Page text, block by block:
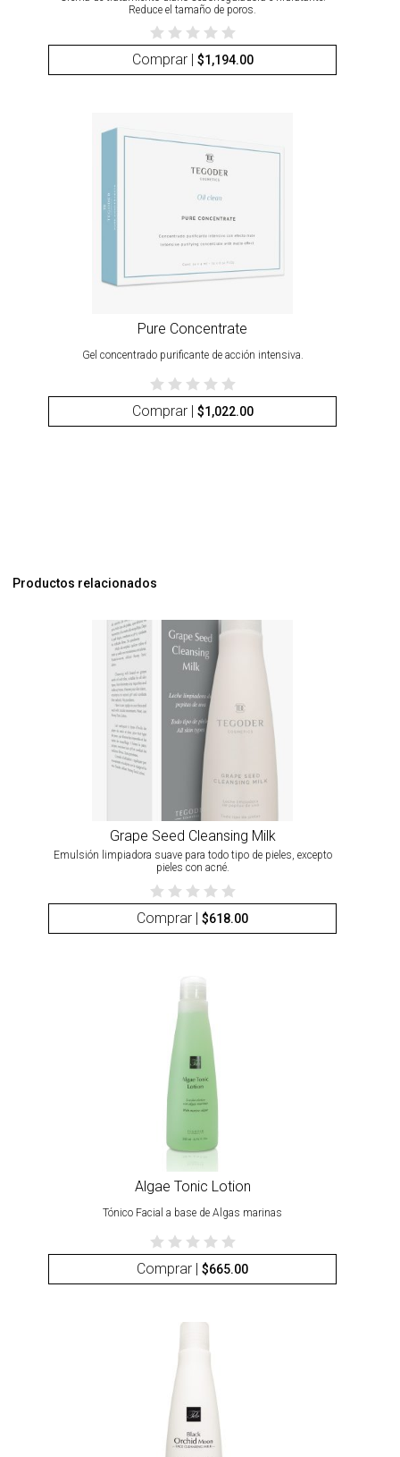
Reduce el tamaño de poros.
Comprar | $1,194.00
Pure Concentrate
Gel concentrado purificante de acción intensiva.
Comprar | $1,022.00
Productos relacionados
Grape Seed Cleansing Milk
Emulsión limpiadora suave para todo tipo de pieles, excepto
pieles con acné.
Comprar |$618.00
Algae Tonic Lotion
Tónico Facial a base de Algas marinas
Comprar |$665.00